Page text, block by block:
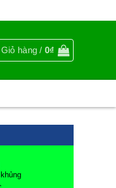
Giỏ hàng /0₫